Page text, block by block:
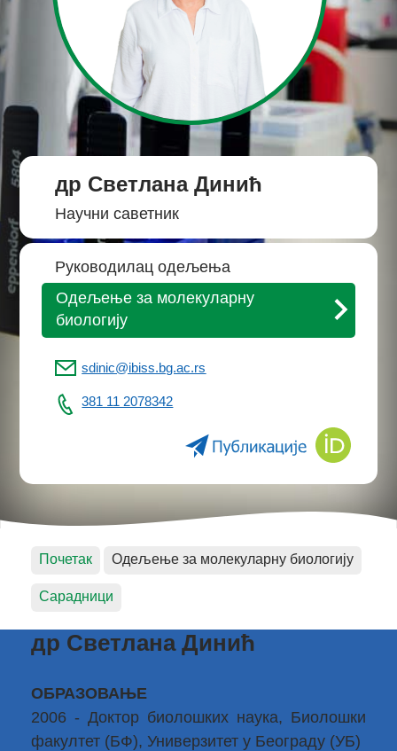
др Светлана Динић
Научни саветник
Руководилац одељења
Одељење за молекуларну
биологију
sdinic@ibiss.bg.ac.rs
381 11 2078342
Почетак Одељење за молекуларну биологију
Сарадници
др Светлана Динић
ОБРАЗОВАЊЕ
2006 - Доктор биолошких наука, Биолошки
факултет (БФ), Универзитет у Београду (УБ)